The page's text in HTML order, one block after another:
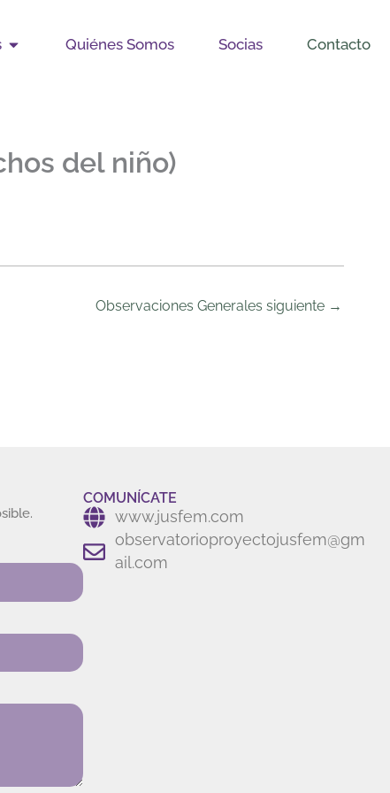
Open Publicaciones
Quiénes Somos Socias Contacto
del niño)
Observaciones Generales siguiente →
COMUNÍCATE
www.jusfem.com
observatorioproyectojusfem@gm
ail.com